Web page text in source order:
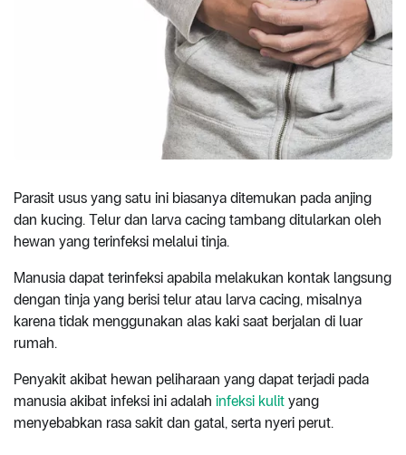
Parasit usus yang satu ini biasanya ditemukan pada anjing
dan kucing. Telur dan larva cacing tambang ditularkan oleh
hewan yang terinfeksi melalui tinja.
Manusia dapat terinfeksi apabila melakukan kontak langsung
dengan tinja yang berisi telur atau larva cacing, misalnya
karena tidak menggunakan alas kaki saat berjalan di luar
rumah.
Penyakit akibat hewan peliharaan yang dapat terjadi pada
manusia akibat infeksi ini adalah infeksi kulit yang
menyebabkan rasa sakit dan gatal, serta nyeri perut.